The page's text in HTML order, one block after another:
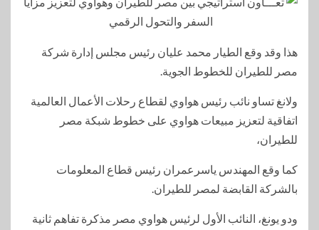
هذا وقد وقع الطيار محمد عليان رئيس مجلس إدارة شركة
مصر للطيران للخطوط الجوية.
ولانغ تساو نائب رئيس هواوي لقطاع رحلات الأعمال العالمية
اتفاقية لتعزيز مبيعات هواوي على خطوط شبكة مصر
للطيران،
كما وقع المهندس ياسرعمران رئيس قطاع المعلومات
بالشركة القابضة لمصر للطيران.
ودو يونغ، النائب الأول لرئيس هواوي مصر مذكرة تفاهم ثانية